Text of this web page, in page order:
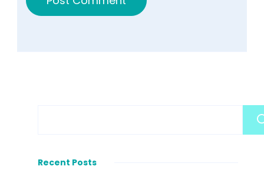
Recent Posts